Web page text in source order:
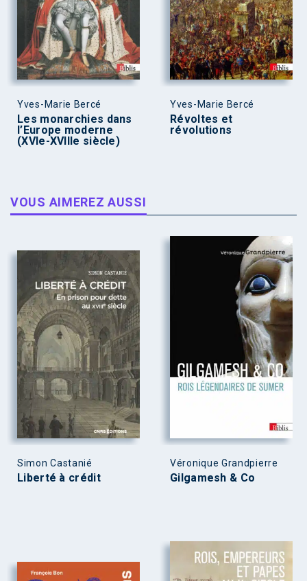
Yves-Marie Bercé
Les monarchies dans
l’Europe moderne
(XVIe-XVIIIe siècle)
Yves-Marie Bercé
Révoltes et
révolutions
VOUS AIMEREZ AUSSI
Simon Castanié
Liberté à crédit
Véronique Grandpierre
Gilgamesh & Co